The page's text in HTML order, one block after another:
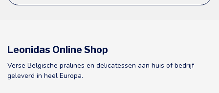
Leonidas Online Shop
Verse Belgische pralines en delicatessen aan huis of bedrijf
geleverd in heel Europa.